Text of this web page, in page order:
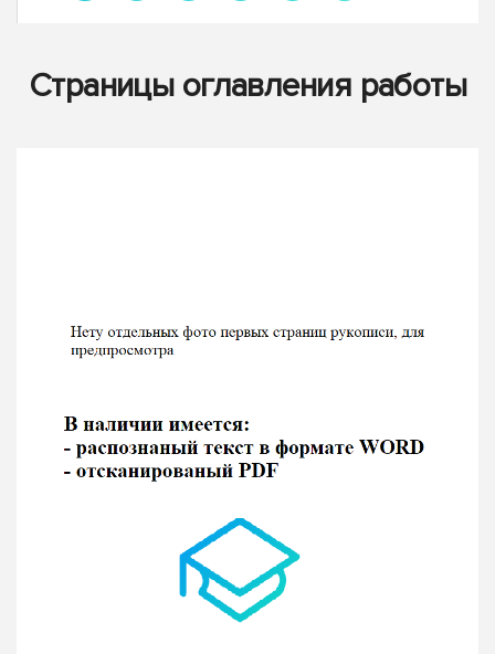
Страницы оглавления работы